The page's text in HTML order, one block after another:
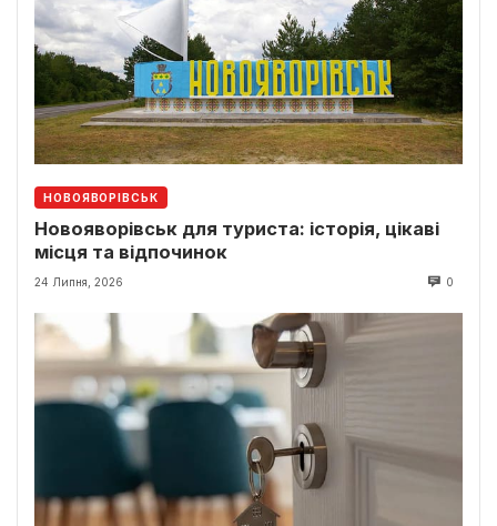
НОВОЯВОРІВСЬК
Новояворівськ для туриста: історія, цікаві
місця та відпочинок
24 Липня, 2026 0